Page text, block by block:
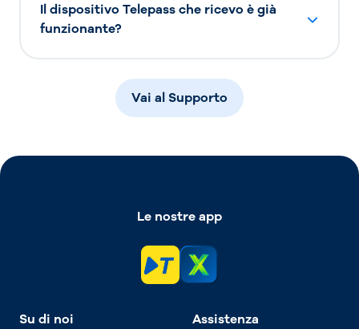
Il dispositivo Telepass che ricevo è già
funzionante?
Vai al Supporto
Le nostre app
Su di noi Assistenza